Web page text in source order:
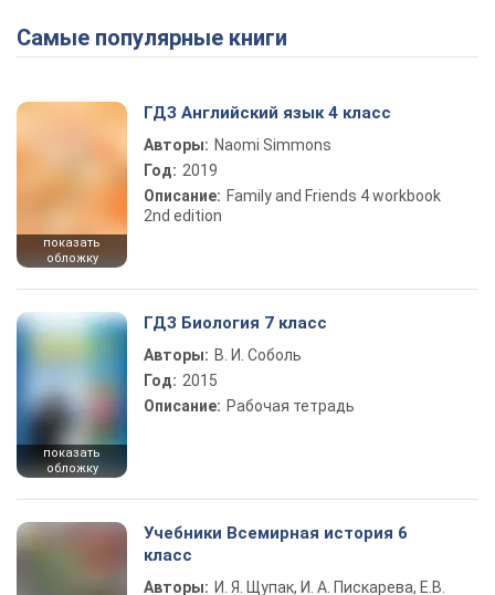
Самые популярные книги
показать
обложку
ГДЗ Английский язык 4 класс
Авторы: Naomi Simmons
Год: 2019
Описание: Family and Friends 4 workbook
2nd edition
показать
обложку
ГДЗ Биология 7 класс
Авторы: В. И. Соболь
Год: 2015
Описание: Рабочая тетрадь
Учебники Всемирная история 6
класс
Авторы: И. Я. Щупак, И. А. Пискарева, Е.В.